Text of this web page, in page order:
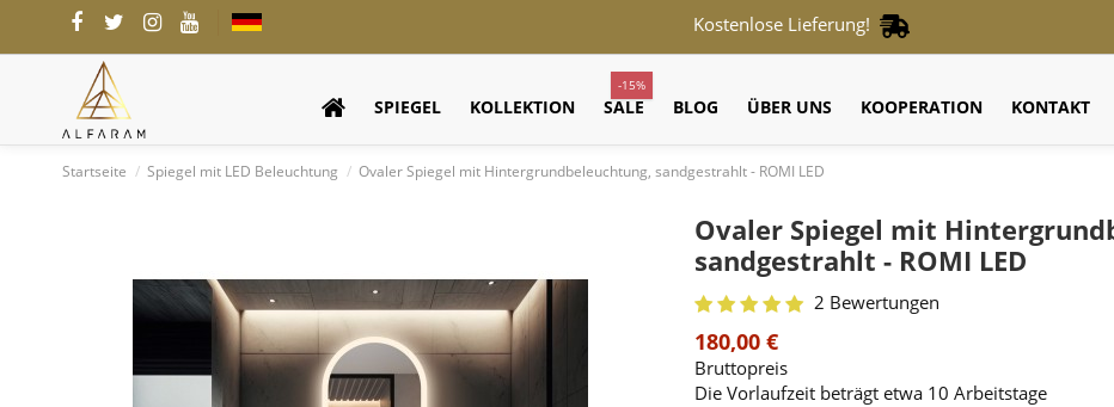
Kostenlose Lieferung!
SPIEGEL KOLLEKTION SALE
-15%
BLOG ÜBER UNS KOOPERATION KONTAKT
Startseite Spiegel mit LED Beleuchtung Ovaler Spiegel mit Hintergrundbeleuchtung, sandgestrahlt - ROMI LED
Ovaler Spiegel mit
sandgestrahlt - ROMI LED
2 Bewertungen
180,00 €
Bruttopreis
Die Vorlaufzeit beträgt etwa 10 Arbeitstage